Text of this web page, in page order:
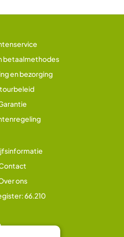
betaalmethodes
en bezorging
ons
66.210